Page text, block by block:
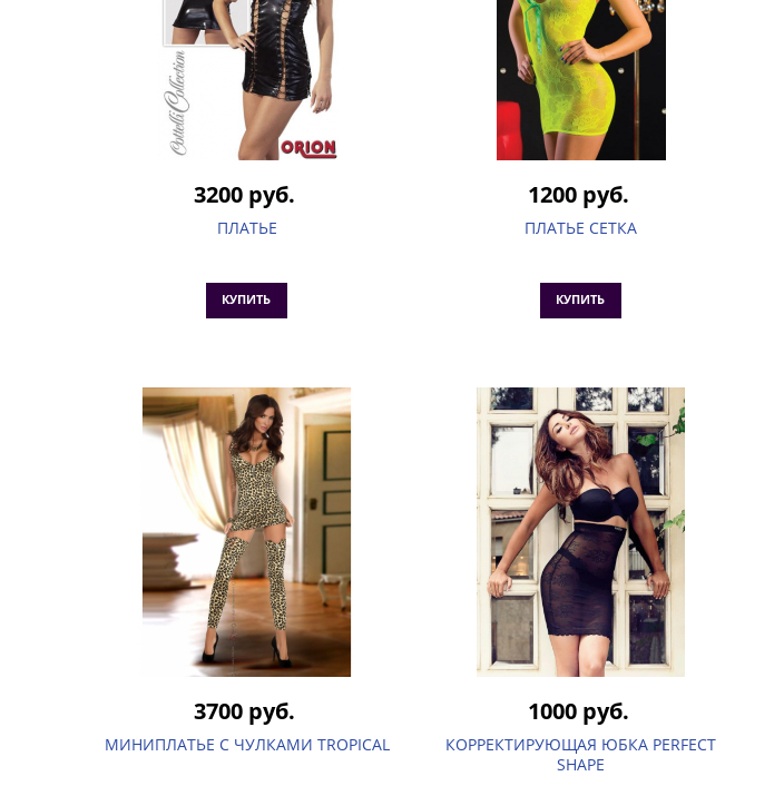
3200 руб.
ПЛАТЬЕ
КУПИТЬ
1200 руб.
ПЛАТЬЕ СЕТКА
КУПИТЬ
3700 руб.
МИНИПЛАТЬЕ С ЧУЛКАМИ TROPICAL
1000 руб.
КОРРЕКТИРУЮЩАЯ ЮБКА PERFECT
SHAPE